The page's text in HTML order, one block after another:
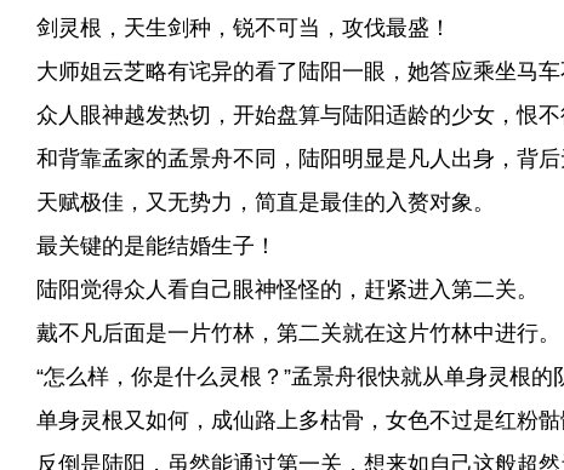
剑灵根，天生剑种，锐不可当，攻伐最盛！
大师姐云芝略有诧异的看了陆阳一眼，她答应乘坐马
众人眼神越发热切，开始盘算与陆阳适龄的少女，恨不
和背靠孟家的孟景舟不同，陆阳明显是凡人出身，背后
天赋极佳，又无势力，简直是最佳的入赘对象。
最关键的是能结婚生子！
陆阳觉得众人看自己眼神怪怪的，赶紧进入第二关。
戴不凡后面是一片竹林，第二关就在这片竹林中进行。
“怎么样，你是什么灵根？”孟景舟很快就从单身灵根的
单身灵根又如何，成仙路上多枯骨，女色不过是红粉骷
反倒是陆阳，虽然能通过第一关，想来如自己这般超然